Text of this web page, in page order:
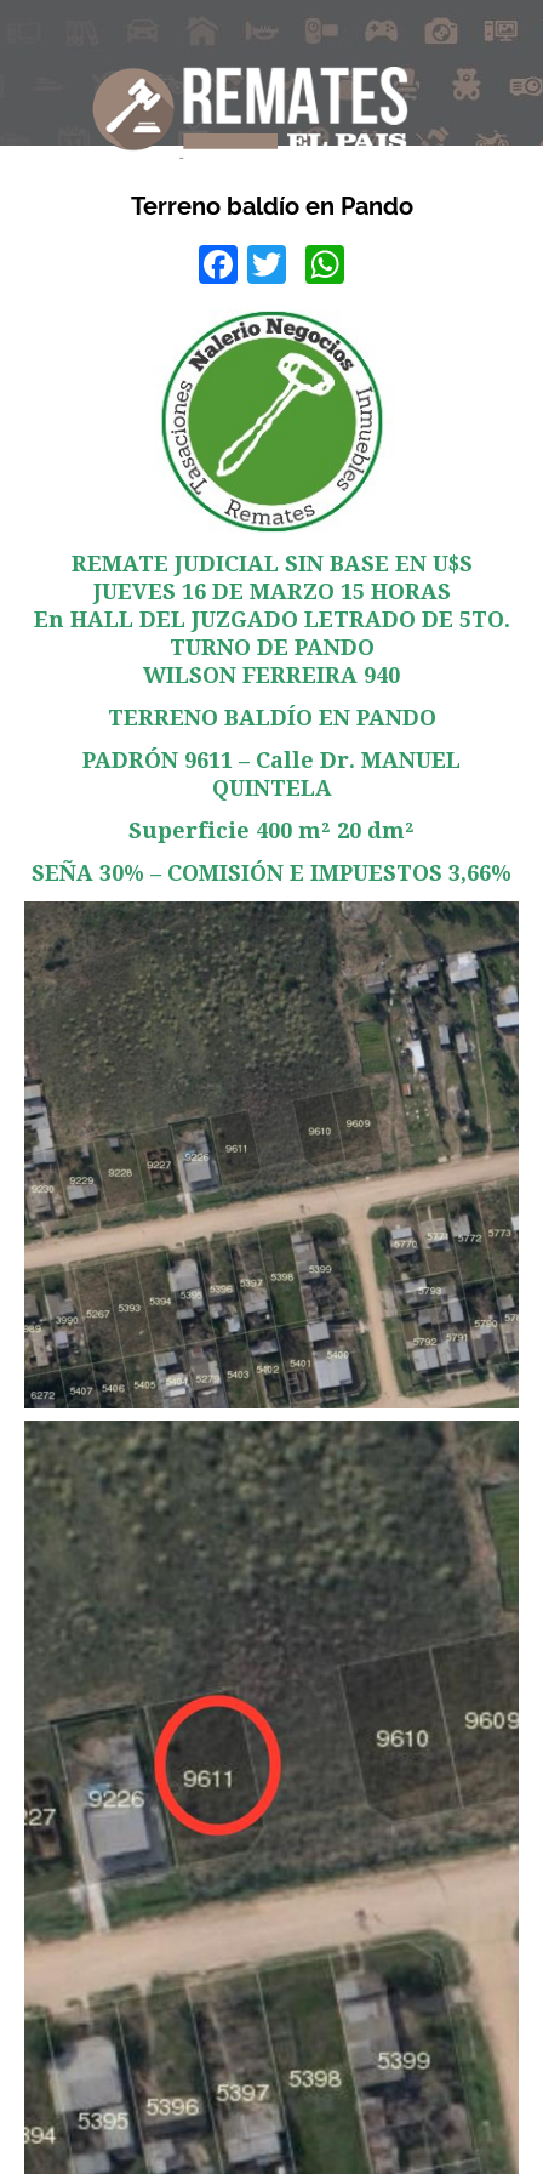
Terreno baldío en Pando
Facebook
Twitter
REMATE JUDICIAL SIN BASE EN U$S
JUEVES 16 DE MARZO 15 HORAS
En HALL DEL JUZGADO LETRADO DE 5TO.
TURNO DE PANDO
WILSON FERREIRA 940
TERRENO BALDÍO EN PANDO
PADRÓN 9611 – Calle Dr. MANUEL
QUINTELA
Superficie 400 m² 20 dm²
SEÑA 30% – COMISIÓN E IMPUESTOS 3,66%